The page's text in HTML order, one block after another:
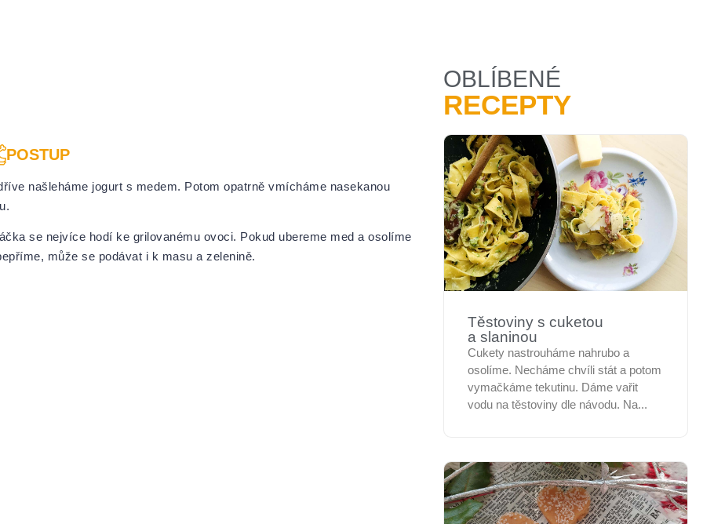
POSTUP
našleháme jogurt s medem. Potom opatrně vmícháme nasekanou
se nejvíce hodí ke grilovanému ovoci. Pokud ubereme med a osolíme
může se podávat i k masu a zelenině.
OBLÍBENÉ
RECEPTY
Těstoviny s cuketou
a slaninou
Cukety nastrouháme nahrubo a
osolíme. Necháme chvíli stát a potom
vymačkáme tekutinu. Dáme vařit
vodu na těstoviny dle návodu. Na...